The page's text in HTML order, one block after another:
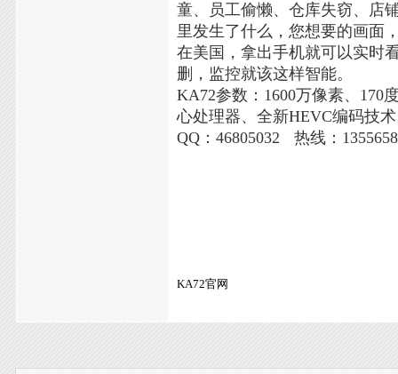
童、员工偷懒、仓库失窃、店
里发生了什么，您想要的画面
在美国，拿出手机就可以实时
删，监控就该这样智能。
KA72参数：1600万像素、170
心处理器、全新HEVC编码技
QQ：46805032
热线：
KA72官网